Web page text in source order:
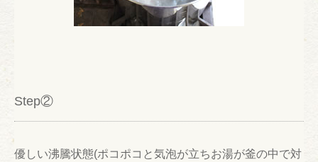
Step②
優しい沸騰状態(ポコポコと気泡が立ちお湯が釜の中で対